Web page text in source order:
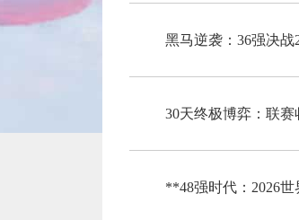
黑马逆袭：36强决战
30天终极博弈：联
**48强时代：2026